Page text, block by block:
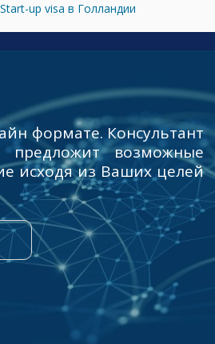
up visa в Голландии
формате. Консультант
предложит возможные
исходя из Ваших целей